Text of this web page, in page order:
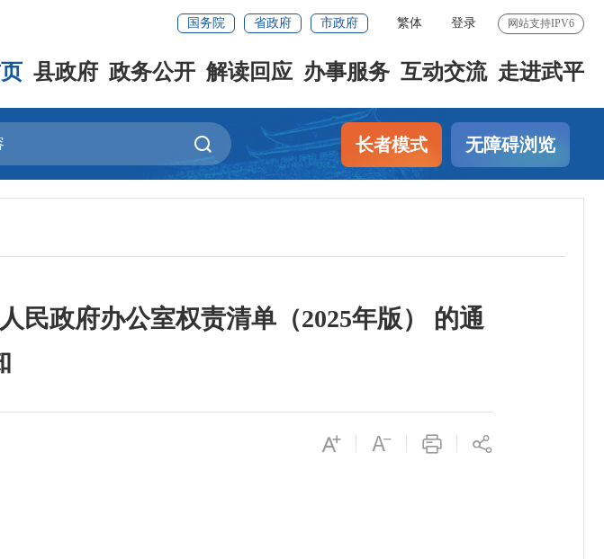
国务院 省政府 市政府 繁体 登录 网站支持IPV6
县政府 政务公开 解读回应 办事服务 互动交流 走进武平
长者模式 无障碍浏览
民政府办公室权责清单（2025年版） 的通